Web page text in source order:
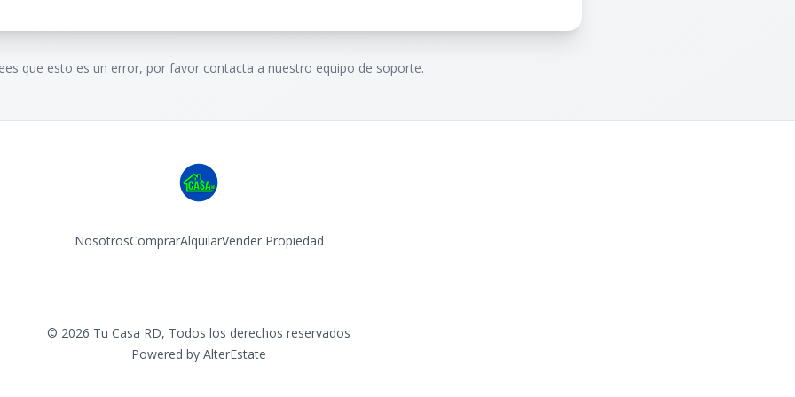
que esto es un error, por favor contacta a nuestro equipo de soporte.
NosotrosComprarAlquilarVender Propiedad
© 2026 Tu Casa RD, Todos los derechos reservados
Powered by AlterEstate